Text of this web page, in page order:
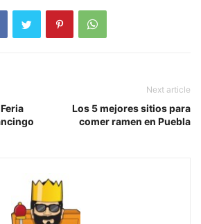
Next article
Los 5 mejores sitios para
comer ramen en Puebla